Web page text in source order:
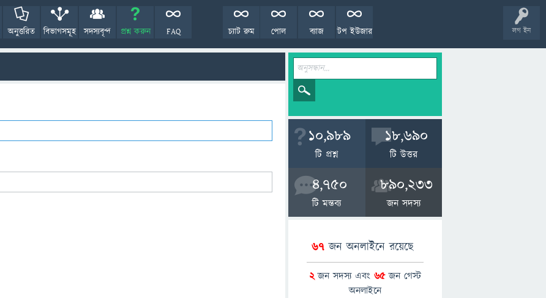
লগ ইন
অনুত্তরিত বিভাগসমূহ সদস্যবৃন্দ প্রশ্ন করুন FAQ টপ ইউজার
ব্যাজ
পোল
চ্যাট রুম
10,989
টি প্রশ্ন
18,690
টি উত্তর
4,750
টি মন্তব্য
890,233
জন সদস্য
67 জন অনলাইনে রয়েছে
2জন সদস্য এবং 65জন গেস্ট
অনলাইনে